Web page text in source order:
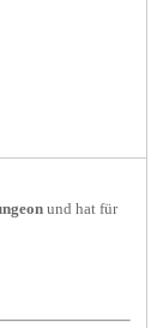
und hat für